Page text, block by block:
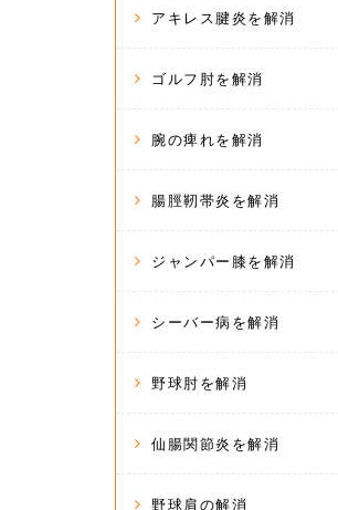
アキレス腱炎を解消
ゴルフ肘を解消
腕の痺れを解消
腸脛靭帯炎を解消
ジャンパー膝を解消
シーバー病を解消
野球肘を解消
仙腸関節炎を解消
野球肩の解消